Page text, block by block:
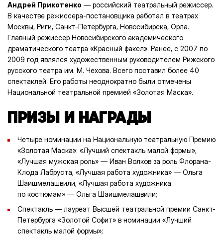
Андрей Прикотенко — российский театральный режиссер.
В качестве режиссера-постановщика работал в театрах
Москвы, Риги, Санкт-Петербурга, Новосибирска, Орла.
Главный режиссер Новосибирского академического
драматического театра «Красный факел». Ранее, с 2007 по
2009 год являлся художественным руководителем Рижского
русского театра им. М. Чехова. Всего поставил более 40
спектаклей. Его работы неоднократно были отмечены
Национальной театральной премией «Золотая Маска».
ПРИЗЫ И НАГРАДЫ
Четыре номинации на Национальную театральную Премию
«Золотая Маска»: «Лучший спектакль малой формы»,
«Лучшая мужская роль» — Иван Волков за роль Флорана-
Клода Лабруста, «Лучшая работа художника» — Ольга
Шаишмелашвили, «Лучшая работа художника
по костюмам» — Ольга Шаишмелашвили;
Спектакль — лауреат Высшей театральной премии Санкт-
Петербурга «Золотой Софит» в номинации «Лучший
спектакль малой формы»;